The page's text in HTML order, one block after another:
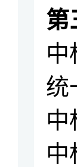
第
中
统
中
中